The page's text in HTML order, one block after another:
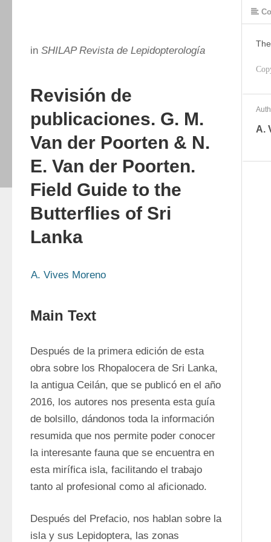
in SHILAP Revista de Lepidopterología
Revisión de
publicaciones. G. M.
Van der Poorten & N.
E. Van der Poorten.
Field Guide to the
Butterflies of Sri
Lanka
A. Vives Moreno
Main Text
Después de la primera edición de esta
obra sobre los Rhopalocera de Sri Lanka,
la antigua Ceilán, que se publicó en el año
2016, los autores nos presenta esta guía
de bolsillo, dándonos toda la información
resumida que nos permite poder conocer
la interesante fauna que se encuentra en
esta mirífica isla, facilitando el trabajo
tanto al profesional como al aficionado.
Después del Prefacio, nos hablan sobre la
isla y sus Lepidoptera, las zonas
A.